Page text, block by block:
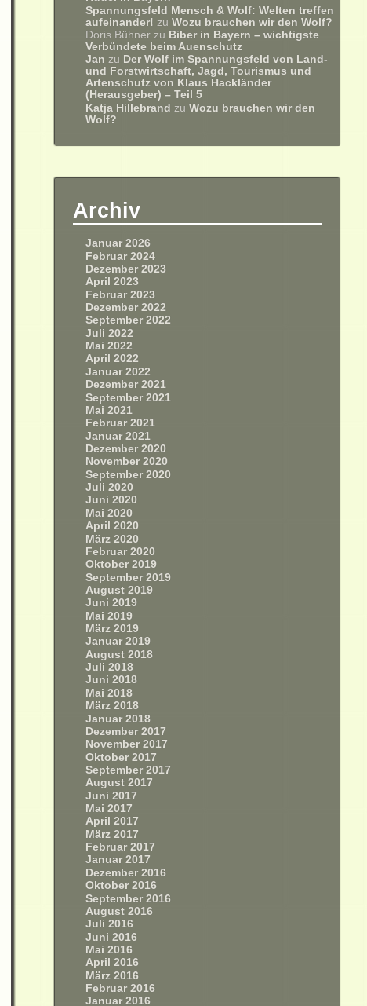
Spannungsfeld Mensch & Wolf: Welten treffen
aufeinander! zuWozu brauchen wir den Wolf?
Doris Bühner zu Biber in Bayern – wichtigste
Verbündete beim Auenschutz
Jan zu Der Wolf im Spannungsfeld von Land-
und Forstwirtschaft, Jagd, Tourismus und
Artenschutz von Klaus Hackländer
(Herausgeber) – Teil 5
Katja Hillebrand zuWozu brauchen wir den
Wolf?
Archiv
Januar 2026
Februar 2024
Dezember 2023
April 2023
Februar 2023
Dezember 2022
September 2022
Juli 2022
Mai 2022
April 2022
Januar 2022
Dezember 2021
September 2021
Mai 2021
Februar 2021
Januar 2021
Dezember 2020
November 2020
September 2020
Juli 2020
Juni 2020
Mai 2020
April 2020
März 2020
Februar 2020
Oktober 2019
September 2019
August 2019
Juni 2019
Mai 2019
März 2019
Januar 2019
August 2018
Juli 2018
Juni 2018
Mai 2018
März 2018
Januar 2018
Dezember 2017
November 2017
Oktober 2017
September 2017
August 2017
Juni 2017
Mai 2017
April 2017
März 2017
Februar 2017
Januar 2017
Dezember 2016
Oktober 2016
September 2016
August 2016
Juli 2016
Juni 2016
Mai 2016
April 2016
März 2016
Februar 2016
Januar 2016